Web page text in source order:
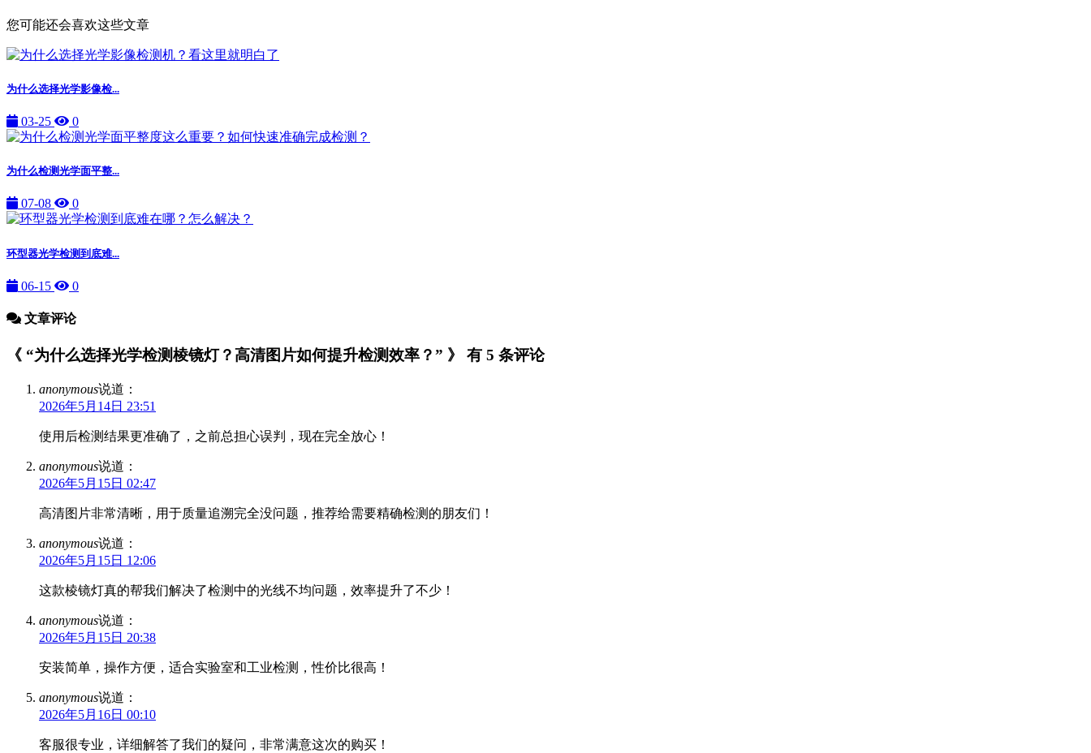
您可能还会喜欢这些文章
为什么选择光学影像检...
03-25 0
为什么检测光学面平整...
07-08 0
环型器光学检测到底难...
06-15 0
文章评论
《 “为什么选择光学检测棱镜灯？高清图片如何提升检测效率？” 》 有 5 条评论
anonymous说道：
2026年5月14日 23:51
使用后检测结果更准确了，之前总担心误判，现在完全放心！
anonymous说道：
2026年5月15日 02:47
高清图片非常清晰，用于质量追溯完全没问题，推荐给需要精确检测的朋友们！
anonymous说道：
2026年5月15日 12:06
这款棱镜灯真的帮我们解决了检测中的光线不均问题，效率提升了不少！
anonymous说道：
2026年5月15日 20:38
安装简单，操作方便，适合实验室和工业检测，性价比很高！
anonymous说道：
2026年5月16日 00:10
客服很专业，详细解答了我们的疑问，非常满意这次的购买！